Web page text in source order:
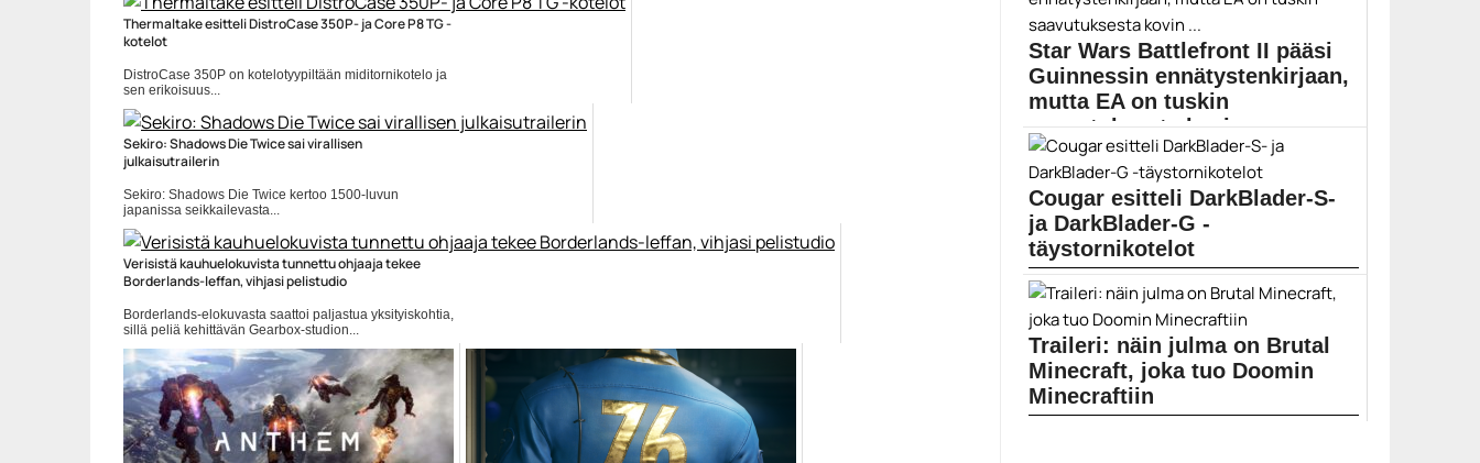
Thermaltake esitteli DistroCase 350P- ja Core P8 TG -
kotelot
DistroCase 350P on kotelotyypiltään miditornikotelo ja
sen erikoisuus...
ATX
Sekiro: Shadows Die Twice sai virallisen
julkaisutrailerin
Sekiro: Shadows Die Twice kertoo 1500-luvun
japanissa seikkailevasta...
Pelit
Verisistä kauhuelokuvista tunnettu ohjaaja tekee
Borderlands-leffan, vihjasi pelistudio
Borderlands-elokuvasta saattoi paljastua yksityiskohtia,
sillä peliä kehittävän Gearbox-studion...
Borderlands
Star Wars Battlefront II pääsi
Guinnessin ennätystenkirjaan,
mutta EA on tuskin
saavutuksesta kovin ...
Star Wars Battlefront II:n mikromaksuja ympäröi
EA
Cougar esitteli DarkBlader-S-
ja DarkBlader-G -
täystornikotelot
Kookkaat DarkBlader-S- ja DarkBlader-G -
täystornikotelot luottavat RGB-led-valaistuksen ja...
ATX
Traileri: näin julma on Brutal
Minecraft, joka tuo Doomin
Minecraftiin